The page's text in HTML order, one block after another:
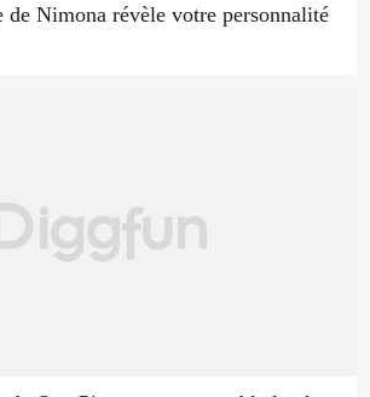
de Nimona révèle votre personnalité